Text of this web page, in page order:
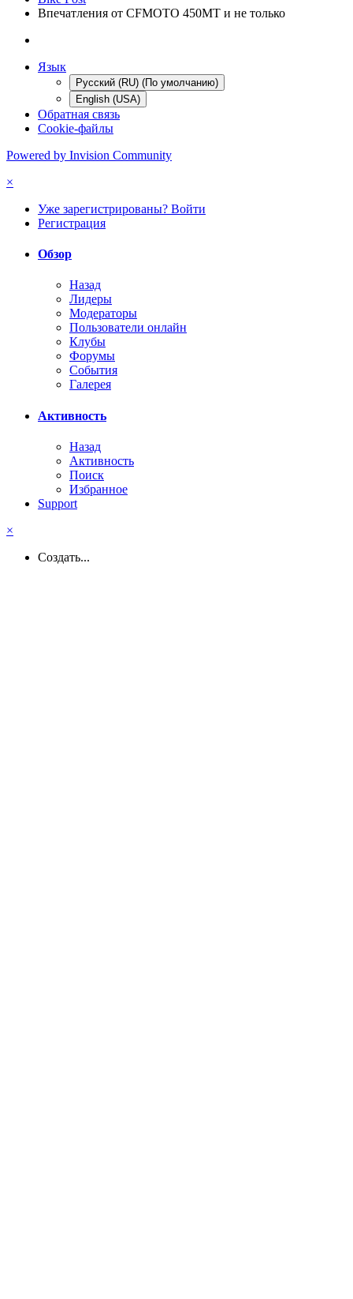
Впечатления от CFMOTO 450MT и не только
Язык
Русский (RU) (По умолчанию)
English (USA)
Обратная связь
Cookie-файлы
Powered by Invision Community
×
Уже зарегистрированы? Войти
Регистрация
Обзор
Назад
Лидеры
Модераторы
Пользователи онлайн
Клубы
Форумы
События
Галерея
Активность
Назад
Активность
Поиск
Избранное
Support
×
Создать...